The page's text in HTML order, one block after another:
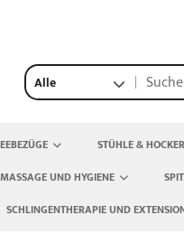
Alle
STÜHLE & HOCKER
UND HYGIENE
SCHLINGENTHERAPIE UND